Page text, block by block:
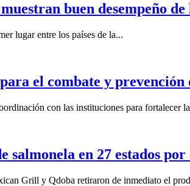
buen desempeño
lugar entre los países de la...
el combate y
con las instituciones para fortalecer
salmonela en 27 estados
Grill y Qdoba retiraron de inmediato el